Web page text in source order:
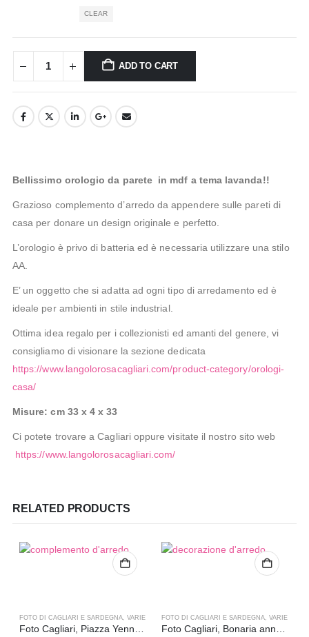
CLEAR
ADD TO CART
Bellissimo orologio da parete in mdf a tema lavanda!!
Grazioso complemento d’arredo da appendere sulle pareti di
casa per donare un design originale e perfetto.
L’orologio è privo di batteria ed è necessaria utilizzare una stilo
AA.
E’ un oggetto che si adatta ad ogni tipo di arredamento ed è
ideale per ambienti in stile industrial.
Ottima idea regalo per i collezionisti ed amanti del genere, vi
consigliamo di visionare la sezione dedicata
https://www.langolorosacagliari.com/product-category/orologi-
casa/
Misure: cm 33 x 4 x 33
Ci potete trovare a Cagliari oppure visitate il nostro sito web
https://www.langolorosacagliari.com/
RELATED PRODUCTS
FOTO DI CAGLIARI E SARDEGNA, VARIE
Foto Cagliari, Piazza Yenne anno 1938
FOTO DI CAGLIARI E SARDEGNA, VARIE
Foto Cagliari, Bonaria anno 1920